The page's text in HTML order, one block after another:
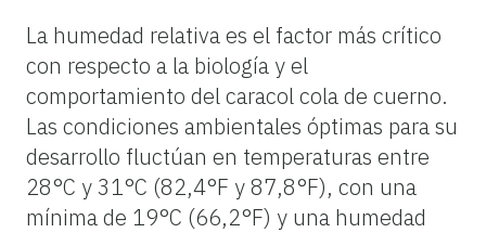
La humedad relativa es el factor más crítico
con respecto a la biología y el
comportamiento del caracol cola de cuerno.
Las condiciones ambientales óptimas para su
desarrollo fluctúan en temperaturas entre
28°C y 31°C (82,4°F y 87,8°F), con una
mínima de 19°C (66,2°F) y una humedad